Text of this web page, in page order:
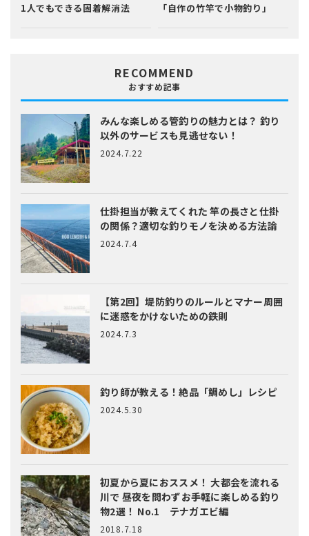
1人でもできる固着解消法
「自作の竹竿で小物釣り」
RECOMMEND
おすすめ記事
みんな楽しめる管釣りの魅力とは？ 釣り
以外のサービスも見逃せない！
2024.7.22
仕掛担当が教えてくれた竿の長さと仕掛
の関係？適切な釣りモノを決める方法論
2024.7.4
【第2回】堤防釣りのルールとマナー周囲
に迷惑をかけないための鉄則
2024.7.3
釣り師が教える！絶品「鯛めし」レシピ
2024.5.30
初夏から夏におススメ！ 大都会を流れる
川で 昼夜を問わずお手軽に楽しめる釣り
物2選！ No.1 テナガエビ編
2018.7.18